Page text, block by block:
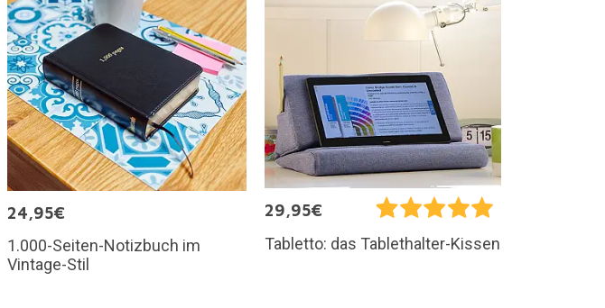
24,95€
1.000-Seiten-Notizbuch im
Vintage-Stil
29,95€
Tabletto: das Tablethalter-Kissen